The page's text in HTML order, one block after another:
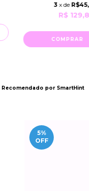
3 x de
R$
Recomendado por SmartHint
5%
OFF